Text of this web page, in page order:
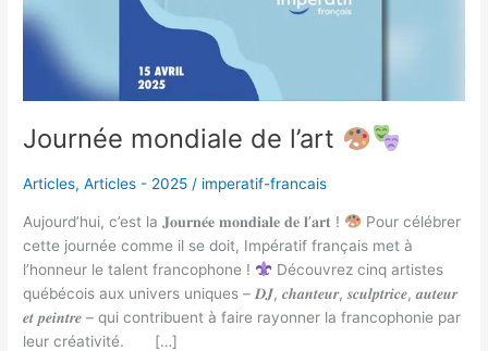
Journée mondiale de l’art
Articles,Articles - 2025 / imperatif-francais
Aujourd’hui, c’est la 𝐉𝐨𝐮𝐫𝐧𝐞́𝐞 𝐦𝐨𝐧𝐝𝐢𝐚𝐥𝐞 𝐝𝐞 𝐥’𝐚𝐫𝐭 !
Pour célébrer
cette journée comme il se doit, Impératif français met à
l’honneur le talent francophone !
Découvrez cinq artistes
québécois aux univers uniques – 𝑫𝑱, 𝒄𝒉𝒂𝒏𝒕𝒆𝒖𝒓, 𝒔𝒄𝒖𝒍𝒑𝒕𝒓𝒊𝒄𝒆, 𝒂𝒖𝒕𝒆𝒖𝒓
𝒆𝒕 𝒑𝒆𝒊𝒏𝒕𝒓𝒆 – qui contribuent à faire rayonner la francophonie par
leur créativité. […]